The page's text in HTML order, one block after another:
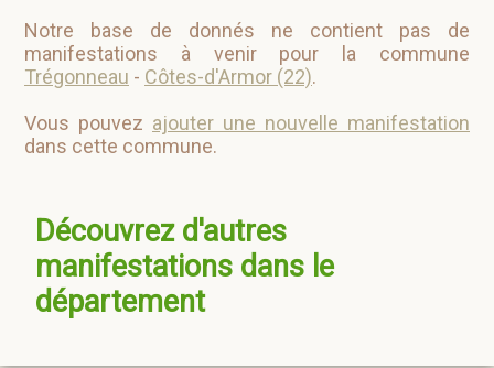
Notre base de donnés ne contient pas de
manifestations à venir pour la commune
Trégonneau - Côtes-d'Armor (22).
Vous pouvez ajouter une nouvelle manifestation
dans cette commune.
Découvrez d'autres
manifestations dans le
département